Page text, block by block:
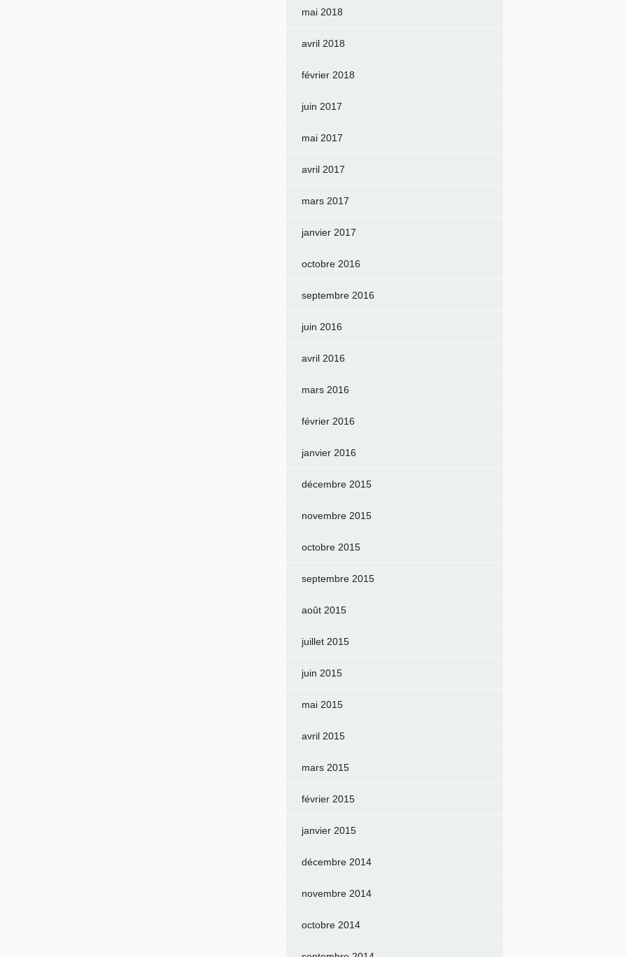
mai 2018
avril 2018
février 2018
juin 2017
mai 2017
avril 2017
mars 2017
janvier 2017
octobre 2016
septembre 2016
juin 2016
avril 2016
mars 2016
février 2016
janvier 2016
décembre 2015
novembre 2015
octobre 2015
septembre 2015
août 2015
juillet 2015
juin 2015
mai 2015
avril 2015
mars 2015
février 2015
janvier 2015
décembre 2014
novembre 2014
octobre 2014